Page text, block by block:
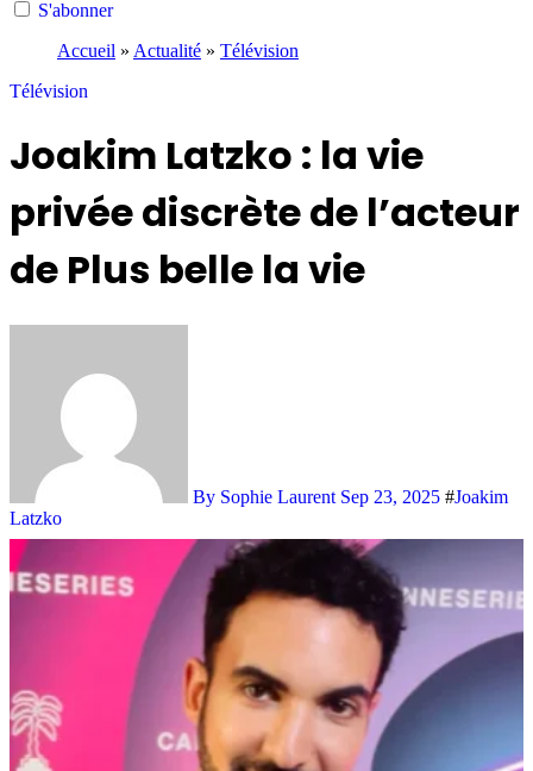
S'abonner
Accueil » Actualité » Télévision
Télévision
Joakim Latzko : la vie
privée discrète de l’acteur
de Plus belle la vie
By Sophie Laurent Sep 23, 2025 #Joakim
Latzko